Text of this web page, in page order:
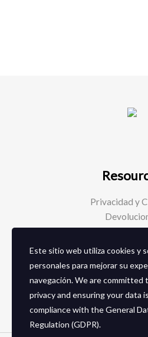
Privacidad y
Social
Este sitio web utiliza cookies y
personales para mejorar su
navegación. We are
privacy and ensuring your data
compliance with theGeneral
Regulation (GDPR).